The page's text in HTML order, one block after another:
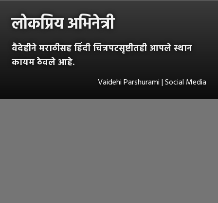
लोकप्रिय अभिनेत्री
वैदेहीने मराठीसह हिंदी चित्रपटसृष्टीतही आपले स्थान
कायम ठेवले आहे.
Vaidehi Parshurami | Social Media